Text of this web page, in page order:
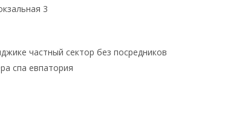
3
частный сектор без посредников
спа евпатория